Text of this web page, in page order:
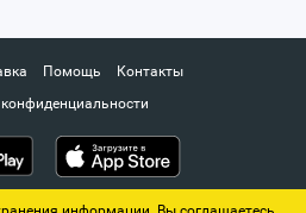
Помощь
Контакты